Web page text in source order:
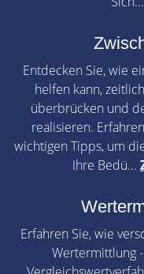
Entdecken Sie, wie
helfen kann,
überbrücken und
realisieren.
wichtigen Tipps, um
Ihre Bedü...
Erfahren Sie, wie
Wertermittlung